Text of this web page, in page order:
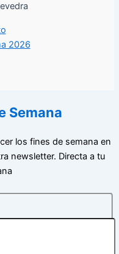
2026
Semana
los fines de semana en
newsletter. Directa a tu